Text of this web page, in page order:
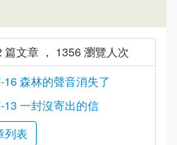
篇文章 ， 1356 瀏覽人次
16 森林的聲音消失了
13 一封沒寄出的信
列表